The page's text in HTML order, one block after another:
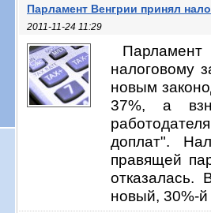
Парламент Венгрии принял
2011-11-24 11:29
налоговому
новым
37%, а
доплат".
правящей
новый, 30%-й